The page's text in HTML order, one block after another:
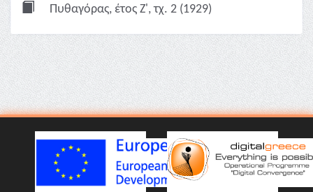
Πυθαγόρας, έτος Ζ', τχ. 2 (1929)